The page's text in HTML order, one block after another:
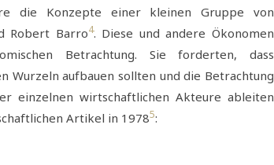
die Konzepte einer kleinen Gruppe von
Robert Barro4. Diese und andere Ökonomen
Betrachtung. Sie forderten, dass
Wurzeln aufbauen sollten und die Betrachtung
einzelnen wirtschaftlichen Akteure ableiten
Artikel in 19785: